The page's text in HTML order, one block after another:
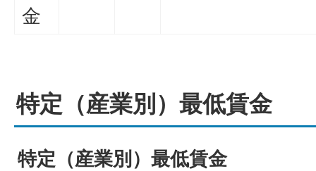
金
特定（産業別）最低賃金
特定（産業別）最低賃金